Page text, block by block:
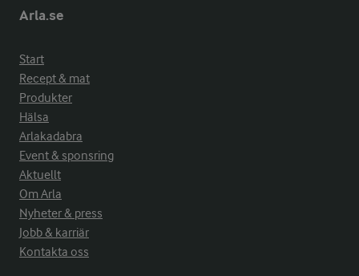
Arla.se
Start
Recept & mat
Produkter
Hälsa
Arlakadabra
Event & sponsring
Aktuellt
Om Arla
Nyheter & press
Jobb & karriär
Kontakta oss